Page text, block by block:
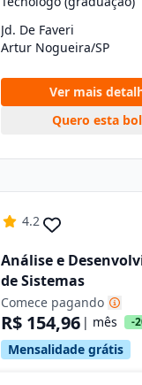
Jd. De Faveri
Artur Nogueira/SP
Ver mais
Quero esta
4.2
Análise e
de Sistemas
Comece pagando
R$ 154,96 | mês -
Mensalidade grátis